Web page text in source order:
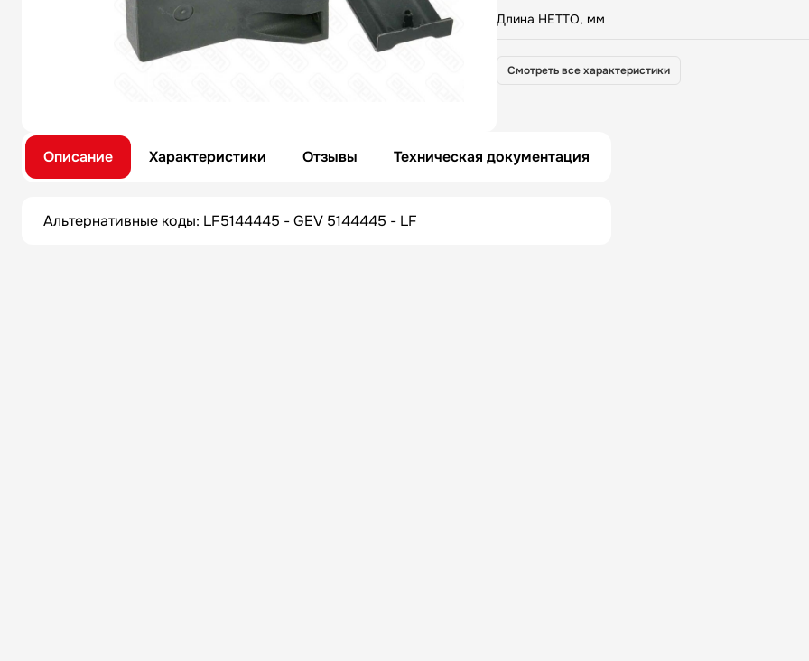
Длина НЕТТО, мм
Смотреть все характеристики
Описание Характеристики Отзывы Техническая документация
Альтернативные коды: LF5144445 - GEV 5144445 - LF